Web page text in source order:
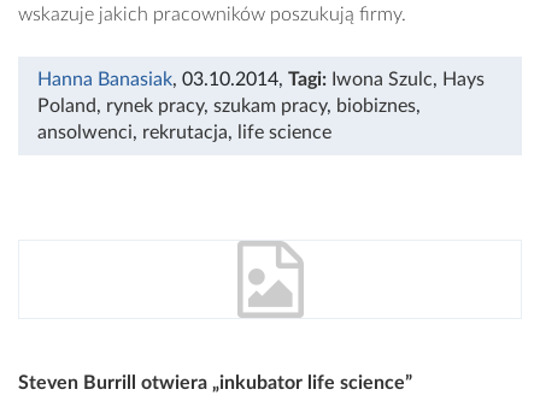
wskazuje jakich pracowników poszukują firmy.
Hanna Banasiak, 03.10.2014, Tagi: Iwona Szulc, Hays
Poland, rynek pracy, szukam pracy, biobiznes,
ansolwenci, rekrutacja, life science
Steven Burrill otwiera „inkubator life science”